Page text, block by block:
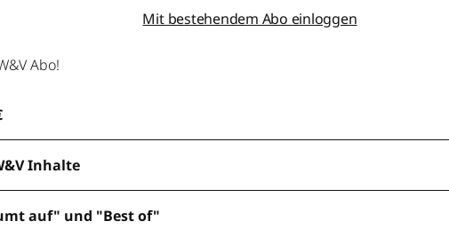
Mit bestehendem Abo einloggen
Abo!
Inhalte
auf" und "Best of"